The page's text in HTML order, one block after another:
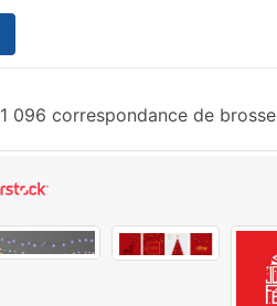
1 096 correspondance de brosse